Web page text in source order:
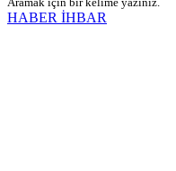
HABER İHBAR